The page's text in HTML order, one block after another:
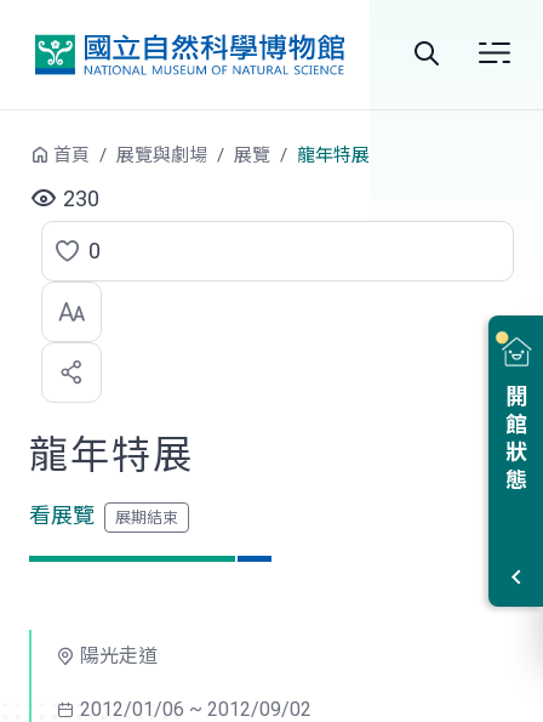
尋
開館狀態
首頁 展覽與劇場 展覽 龍年特展
230
點
選
喜
歡
0
龍年特展
看展覽
陽光走道
2012/01/06 ~ 2012/09/02